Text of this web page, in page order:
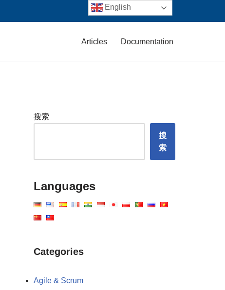
Articles Documentation
搜索
搜
索
Languages
Categories
Agile & Scrum
English